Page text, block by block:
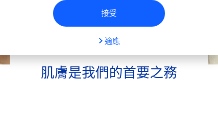
接受
適應
肌膚是我們的首要之務